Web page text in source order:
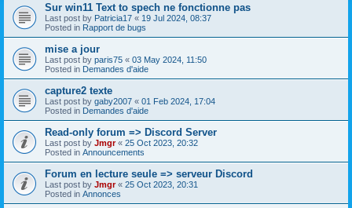
Sur win11 Text to spech ne fonctionne pas
Last post by Patricia17 « 19 Jul 2024, 08:37
Posted in Rapport de bugs
mise a jour
Last post by paris75 « 03 May 2024, 11:50
Posted in Demandes d'aide
capture2 texte
Last post by gaby2007 « 01 Feb 2024, 17:04
Posted in Demandes d'aide
Read-only forum => Discord Server
Last post by Jmgr« 25 Oct 2023, 20:32
Posted in Announcements
Forum en lecture seule => serveur Discord
Last post by Jmgr« 25 Oct 2023, 20:31
Posted in Annonces